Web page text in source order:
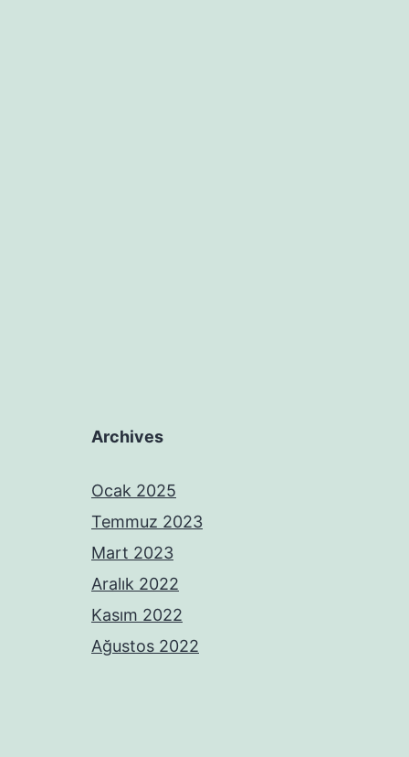
Archives
Ocak 2025
Temmuz 2023
Mart 2023
Aralık 2022
Kasım 2022
Ağustos 2022